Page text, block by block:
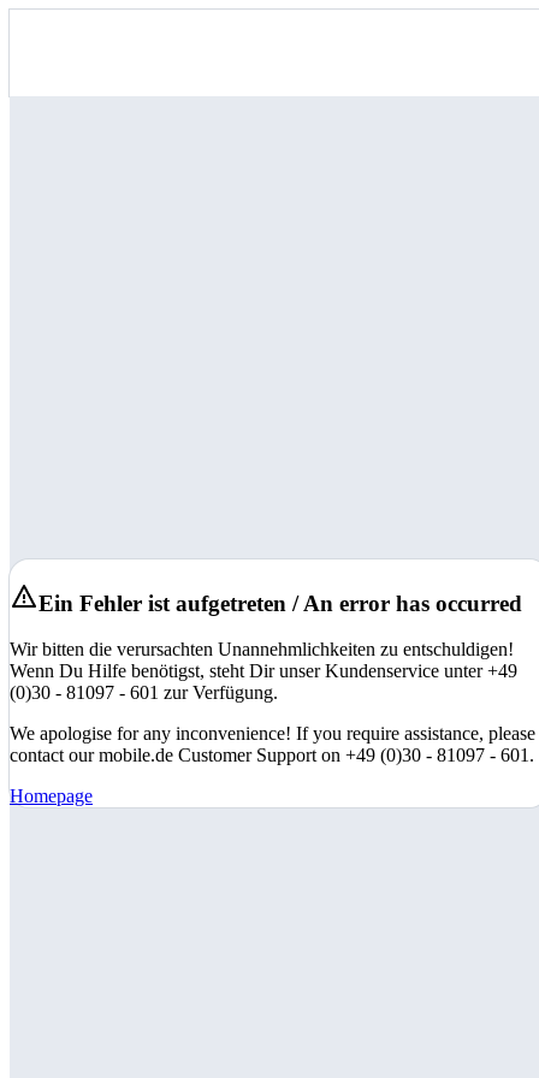
Ein Fehler ist aufgetreten / An error has occurred
Wir bitten die verursachten Unannehmlichkeiten zu entschuldigen!
Wenn Du Hilfe benötigst, steht Dir unser Kundenservice unter +49
(0)30 - 81097 - 601 zur Verfügung.
We apologise for any inconvenience! If you require assistance, please
contact our mobile.de Customer Support on +49 (0)30 - 81097 - 601.
Homepage